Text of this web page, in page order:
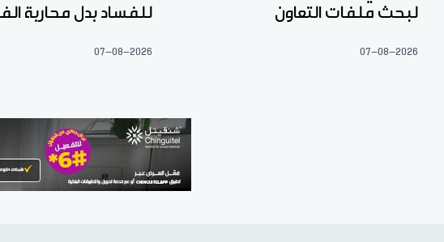
لبحث ملفات التعاون
07-08-2026
للفساد بدل محاربة
07-08-2026